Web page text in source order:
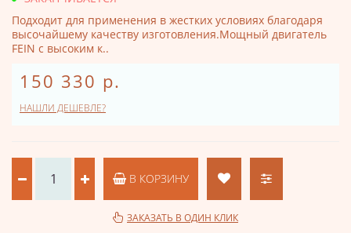
Подходит для применения в жестких условиях благодаря
высочайшему качеству изготовления.Мощный двигатель
FEIN с высоким к..
150 330 р.
НАШЛИ ДЕШЕВЛЕ?
В КОРЗИНУ
ЗАКАЗАТЬ В ОДИН КЛИК